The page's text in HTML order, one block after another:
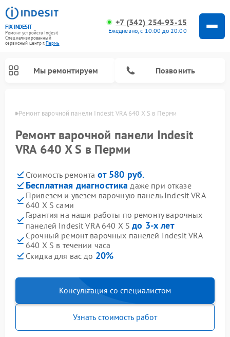
FIX-INDESIT
Ремонт устройств Indesit
Специализированный
cервисный центр г.Пермь
+7 (342) 254-93-15
Ежедневно, с 10:00 до 20:00
Мы ремонтируем Позвонить
Ремонт варочной панели Indesit VRA 640 X S в Перми
Ремонт варочной панели Indesit
VRA 640 X S в Перми
Стоимость ремонта от 580 руб.
Бесплатная диагностика даже при отказе
Привезем и увезем варочную панель Indesit VRA
640 X S сами
Гарантия на наши работы по ремонту варочных
панелей Indesit VRA 640 X Sдо 3-х лет
Срочный ремонт варочных панелей Indesit VRA
640 X S в течении часа
Скидка для вас до 20%
Консультация со специалистом
Узнать стоимость работ